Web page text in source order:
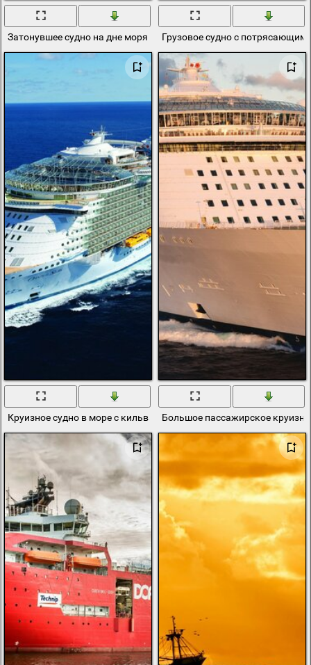
Затонувшее судно на дне моря Грузовое судно с потрясающим
Круизное судно в море с кильватерным следом
Большое пассажирское